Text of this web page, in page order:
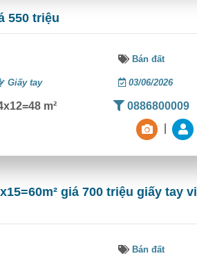
550 triệu
Bán đất
Giấy tay 03/06/2026
m² 0886800009
giá 700 triệu giấy tay vi
Bán đất